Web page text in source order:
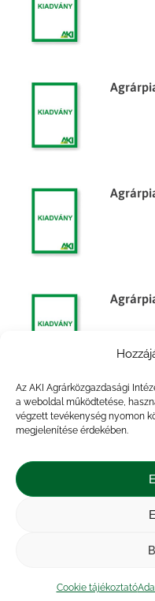
Az AKI Agrárközgazdasági
a weboldal működtetése,
végzett tevékenység nyomon
megjelenítése érdekében.
Cookie tájékoztató